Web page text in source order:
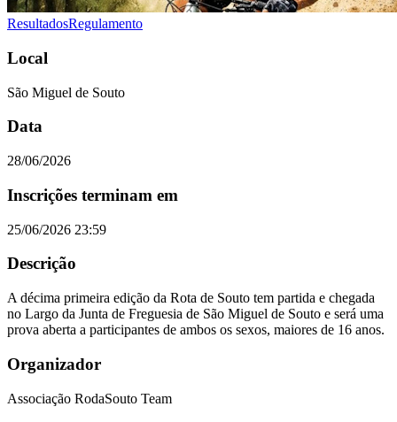
ResultadosRegulamento
Local
São Miguel de Souto
Data
28/06/2026
Inscrições terminam em
25/06/2026 23:59
Descrição
A décima primeira edição da Rota de Souto tem partida e chegada
no Largo da Junta de Freguesia de São Miguel de Souto e será uma
prova aberta a participantes de ambos os sexos, maiores de 16 anos.
Organizador
Associação RodaSouto Team